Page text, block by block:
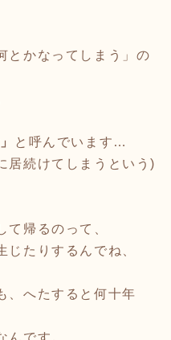
とかなってしまう」の
と呼んでいます…
居続けてしまうという)
て帰るのって、
じたりするんでね、
、へたすると何十年
んです。